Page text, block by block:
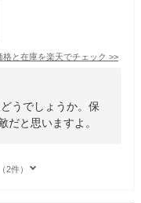
格と在庫を楽天でチェック >>
うでしょうか。保
だと思いますよ。
2件）